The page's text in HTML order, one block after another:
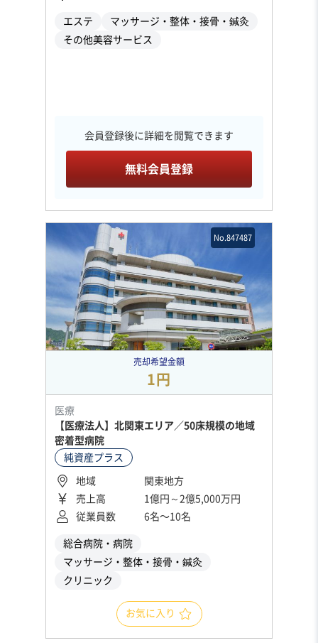
エステ
マッサージ・整体・接骨・鍼灸
その他美容サービス
会員登録後に詳細を閲覧できます
無料会員登録
No.847487
売却希望金額
1円
医療
【医療法人】北関東エリア／50床規模の地域
密着型病院
純資産プラス
地域
関東地方
売上高
1億円～2億5,000万円
従業員数
6名〜10名
総合病院・病院
マッサージ・整体・接骨・鍼灸
クリニック
お気に入り